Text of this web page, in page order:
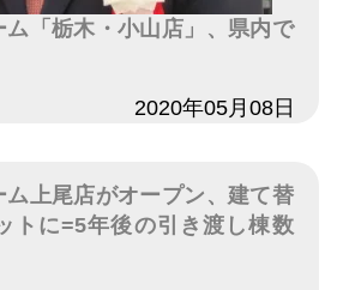
ム「栃木・小山店」、県内で
2020年05月08日
ム上尾店がオープン、建て替
トに=5年後の引き渡し棟数